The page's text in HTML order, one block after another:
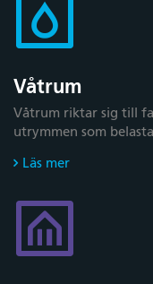
Våtrum
Våtrum riktar sig till
utrymmen som
Läs mer